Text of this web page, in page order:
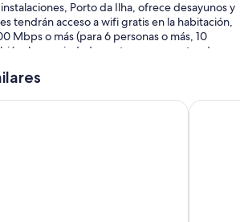
Porto da Ilha, ofrece desayunos y
tendrán acceso a wifi gratis en la habitación,
Mbps o más (para 6 personas o más, 10
la propiedad cuenta con un centro de
beneficios:
traslado al aeropuerto ida y vuelta y toallas
Sagres Faial